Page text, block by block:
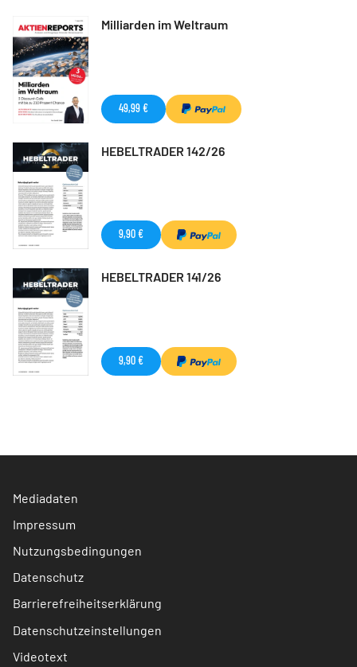
Milliarden im Weltraum
49,99 €
HEBELTRADER 142/26
9,90 €
HEBELTRADER 141/26
9,90 €
Mediadaten
Impressum
Nutzungsbedingungen
Datenschutz
Barrierefreiheitserklärung
Datenschutzeinstellungen
Videotext